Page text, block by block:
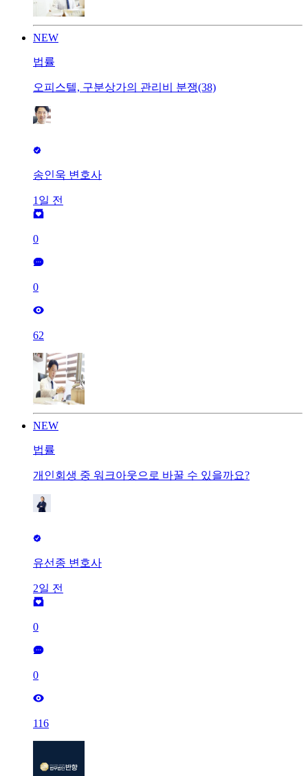
NEW
법률
오피스텔, 구분상가의 관리비 분쟁(38)
송인욱 변호사
1일 전
0
0
62
NEW
법률
개인회생 중 워크아웃으로 바꿀 수 있을까요?
유선종 변호사
2일 전
0
0
116